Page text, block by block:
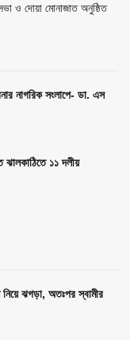
ও দোয়া মোনাজাত অনুষ্ঠিত
নাগরিক সংলাপে- ডা. এস
ঝালকাঠিতে ১১ দলীয়
নিয়ে ঝগড়া, অতঃপর স্বামীর